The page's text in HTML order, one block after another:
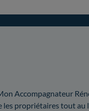
Accompagnateur
les propriétaires tout au